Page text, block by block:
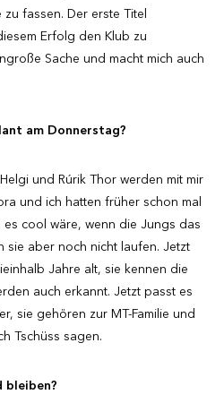
fassen. Der erste Titel
Erfolg den Klub zu
Sache und macht mich auch
am Donnerstag?
und Rúrik Thor werden mit mir
und ich hatten früher schon mal
cool wäre, wenn die Jungs das
sie aber noch nicht laufen. Jetzt
Jahre alt, sie kennen die
auch erkannt. Jetzt passt es
sie gehören zur MT-Familie und
Tschüss sagen.
bleiben?